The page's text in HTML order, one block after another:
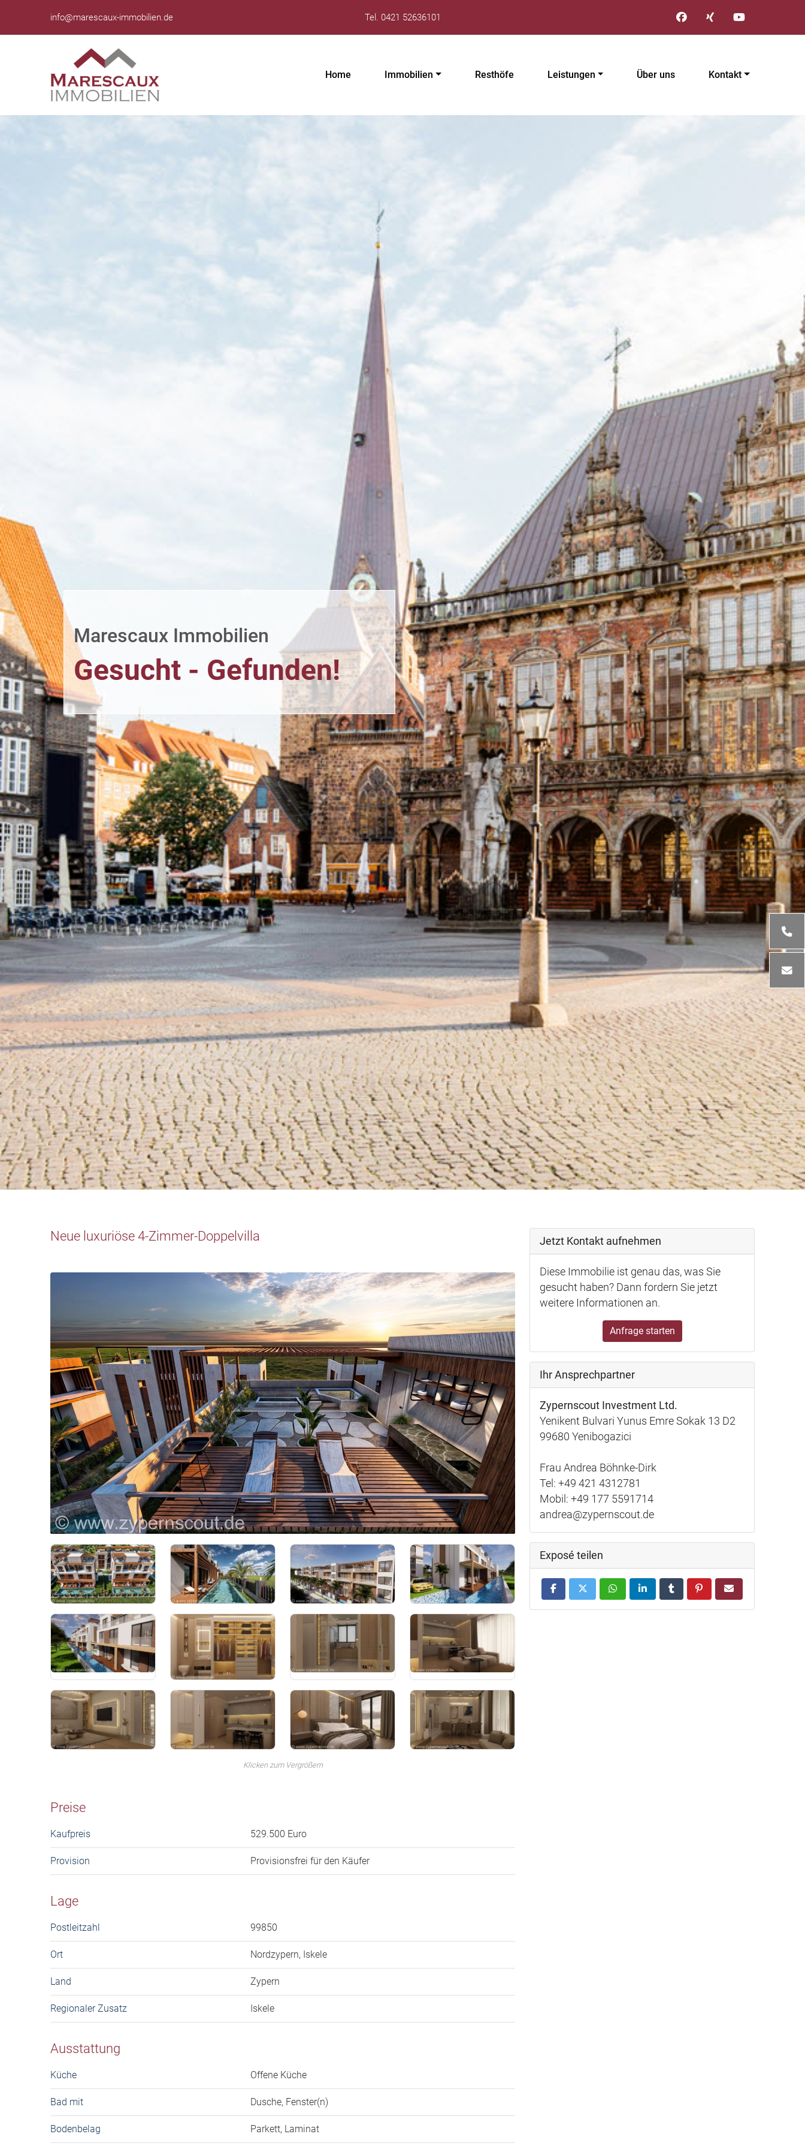
info@marescaux-immobilien.de Tel. 0421 52636101
Home Immobilien Resthöfe Leistungen Über uns Kontakt
Marescaux Immobilien
Gesucht - Gefunden!
Neue luxuriöse 4-Zimmer-Doppelvilla
Klicken zum Vergrößern
Preise
Kaufpreis 529.500 Euro
Provision Provisionsfrei für den Käufer
Lage
Postleitzahl 99850
Ort Nordzypern, Iskele
Land Zypern
Regionaler Zusatz Iskele
Ausstattung
Küche Offene Küche
Bad mit Dusche, Fenster(n)
Bodenbelag Parkett, Laminat
Jetzt Kontakt aufnehmen
Diese Immobilie ist genau das, was Sie
gesucht haben? Dann fordern Sie jetzt
weitere Informationen an.
Anfrage starten
Ihr Ansprechpartner
Zypernscout Investment Ltd.
Yenikent Bulvari Yunus Emre Sokak 13 D2
99680 Yenibogazici
Frau Andrea Böhnke-Dirk
Tel: +49 421 4312781
Mobil: +49 177 5591714
andrea@zypernscout.de
Exposé teilen